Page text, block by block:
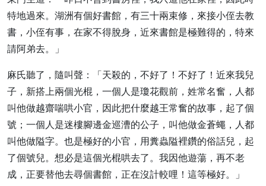
特地過來。湖洲有個好書館，有三十兩束修，來接小侄去教
書，小侄有事，在家不得脫身，近來書館是極難得的，特來
請阿弟去。」
麻氏聽了，隨叫聲：「天殺的，不好了！不好了！近來我兒
子，新搭上兩個光棍，一個人是瓊花觀前，姓常名奮，人都
叫他做越齋喘哄小官，因此把什麼越王常奮的故事，起了個
號；一個人是迷樓腳邊金巡漕的公子，叫他做金蒼蠅，人都
叫他做隘字。也是極好的小官，用糞蟲隘裡鑽的俗話兒，起
了個號兒。想必是這個光棍哄去了。我因他遊蕩，再不老
成，正要替他去尋個書館，正在沒計較哩！這等極好。」